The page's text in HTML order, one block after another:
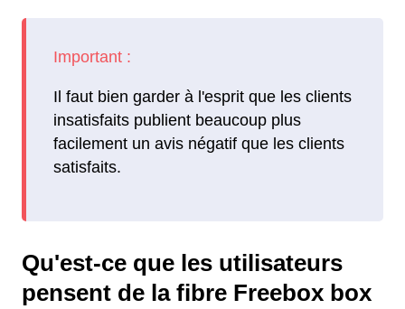
Il faut bien garder à l'esprit que les clients
insatisfaits publient beaucoup plus
facilement un avis négatif que les clients
satisfaits.
Qu'est-ce que les utilisateurs
pensent de la fibre Freebox box